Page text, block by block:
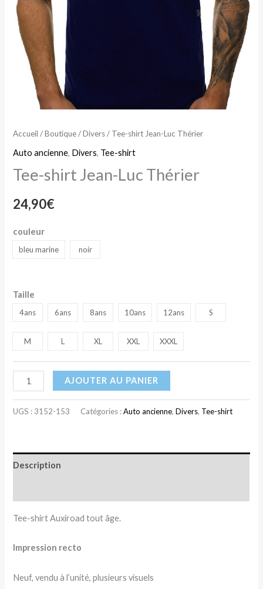
Accueil /Boutique/Divers/ Tee-shirt Jean-Luc Thérier
Auto ancienne, Divers, Tee-shirt
Tee-shirt Jean-Luc Thérier
24,90€
couleur
bleu marine noir
Taille
4ans 6ans 8ans 10ans 12ans S
M L XL XXL XXXL
AJOUTER AU PANIER
UGS : 3152-153 Catégories :Auto ancienne,Divers, Tee-shirt
Description
Tee-shirt Auxiroad tout âge.
Impression recto
Neuf, vendu à l’unité, plusieurs visuels